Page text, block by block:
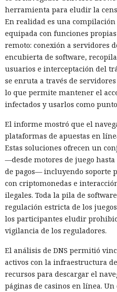
herramienta para eludir la
En realidad es una
equipada con funciones propias
remoto: conexión a servidores
encubierta de software,
usuarios e interceptación del
se enruta a través de
lo que permite mantener el
infectados y usarlos como
El informe mostró que el
plataformas de apuestas en
Estas soluciones ofrecen un
—desde motores de juego
de pagos— incluyendo soporte
con criptomonedas e
ilegales. Toda la pila de
regulación estricta de los
los participantes eludir
vigilancia de los reguladores.
El análisis de DNS permitió
activos con la infraestructura
recursos para descargar el
páginas de casinos en línea.